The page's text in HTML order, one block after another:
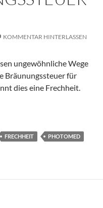
KOMMENTAR HINTERLASSEN
ungewöhnliche Wege
Bräunungssteuer für
dies eine Frechheit.
kassieren
FRECHHEIT
PHOTOMED